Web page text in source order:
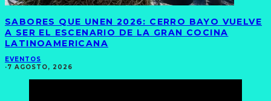
SABORES QUE UNEN 2026: CERRO BAYO VUELVE
A SER EL ESCENARIO DE LA GRAN COCINA
LATINOAMERICANA
EVENTOS
·7 AGOSTO, 2026